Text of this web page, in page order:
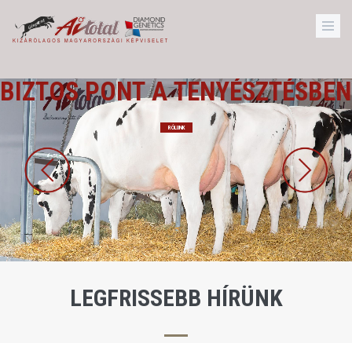
BIZTOS PONT A TENYÉSZTÉSBEN
RÓLUNK
LEGFRISSEBB HÍRÜNK